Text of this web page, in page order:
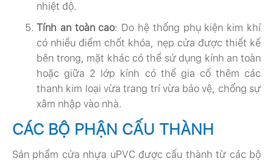
nhiệt độ.
Tính an toàn cao: Do hệ thống phụ kiện kim khí
có nhiều điểm chốt khóa, nẹp cửa được thiết kế
bên trong, mặt khác có thể sử dụng kính an toàn
hoặc giữa 2 lớp kính có thể gia cố thêm các
thanh kim loại vừa trang trí vừa bảo vệ, chống sự
xâm nhập vào nhà.
CÁC BỘ PHẬN CẤU THÀNH
Sản phẩm cửa nhựa uPVC được cấu thành từ các bộ